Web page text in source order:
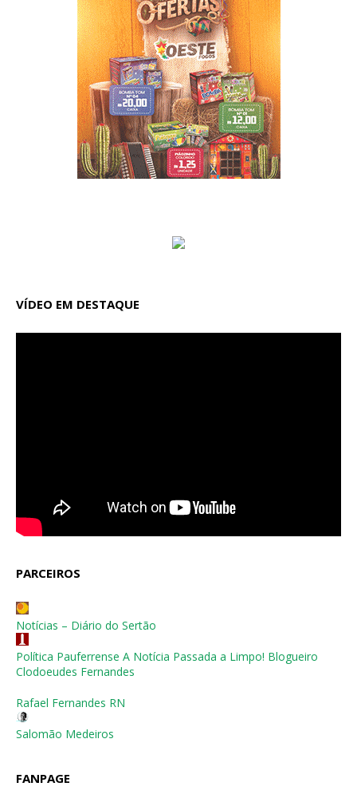
VÍDEO EM DESTAQUE
PARCEIROS
Notícias – Diário do Sertão
Política Pauferrense A Notícia Passada a Limpo! Blogueiro
Clodoeudes Fernandes
Rafael Fernandes RN
Salomão Medeiros
FANPAGE